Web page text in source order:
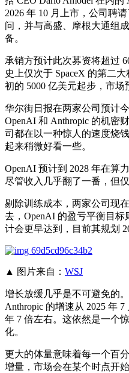
2026 年 10 月上市，公司聘
问，并与高盛、摩根大通组
备。
承销方预计此次募资将超过
史上仅次于 SpaceX 的第二
初的 5000 亿美元起步，市场
华尔街日报在两家公司预计
OpenAI 和 Anthropic 的机密
司都在以一种惊人的速度烧
起来稍微好看一些。
OpenAI 预计到 2028 年在算
尽管收入几乎翻了一番，但
剔除训练成本，两家公司现
去，OpenAI 的盈亏平衡目标
计会更早达到，目前其规划
▲ 图片来自： WSJ
增长放缓几乎是不可避免的
Anthropic 的增速从 2025 年
年 7 倍左右。这依然是一个
化。
更大的体量意味着每一个百
增量，市场会在某个时点开